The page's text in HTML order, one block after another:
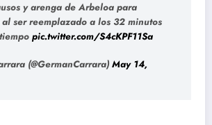
y arenga de Arbeloa para
ser reemplazado a los 32 minutos
pic.twitter.com/S4cKPF11Sa
(@GermanCarrara) May 14,